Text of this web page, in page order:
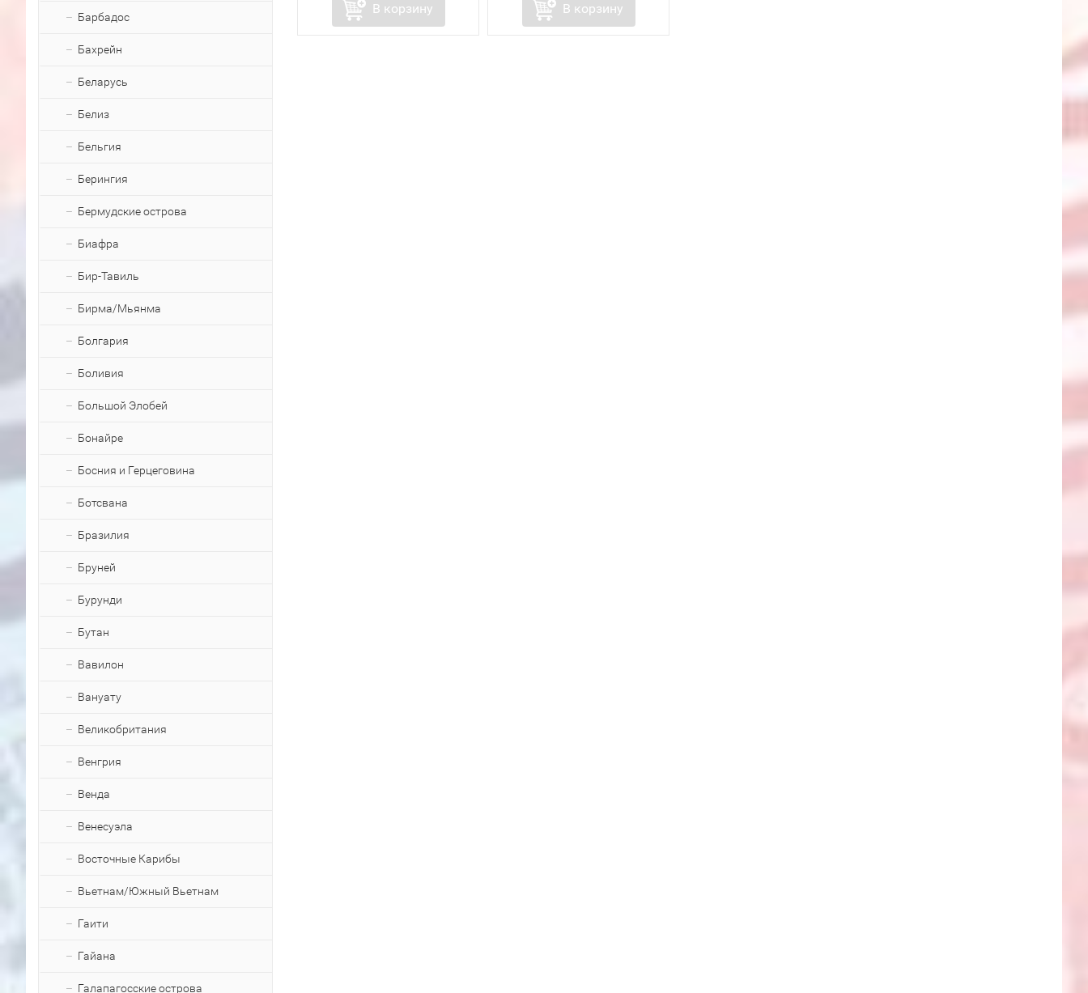
Барбадос
Бахрейн
Беларусь
Белиз
Бельгия
Берингия
Бермудские острова
Биафра
Бир-Тавиль
Бирма/Мьянма
Болгария
Боливия
Большой Элобей
Бонайре
Босния и Герцеговина
Ботсвана
Бразилия
Бруней
Бурунди
Бутан
Вавилон
Вануату
Великобритания
Венгрия
Венда
Венесуэла
Восточные Карибы
Вьетнам/Южный Вьетнам
Гаити
Гайана
Галапагосские острова
В корзину В корзину